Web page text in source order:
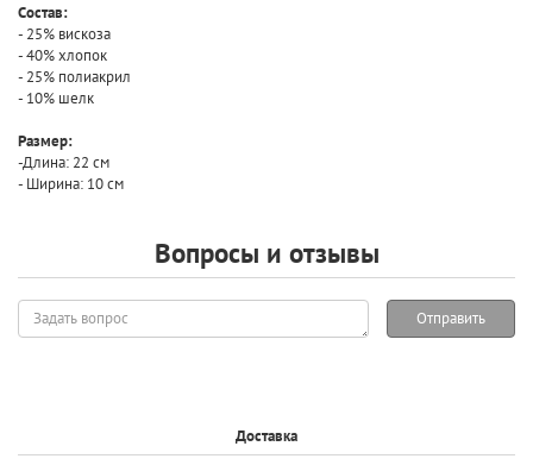
Состав:
- 25% вискоза
- 40% хлопок
- 25% полиакрил
- 10% шелк
Размер:
-Длина: 22 cм
- Ширина: 10 см
Вопросы и отзывы
Задать
вопрос
Отправить
Доставка